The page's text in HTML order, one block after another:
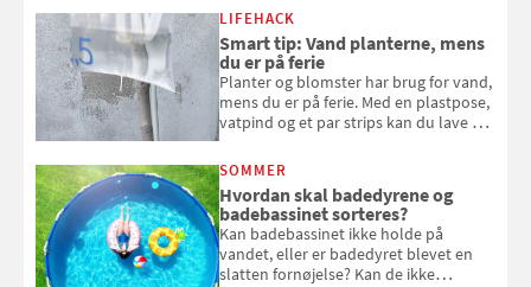
kan bruge dine hindbær i alt fra
bagværk og salater til is og syltning.
LIFEHACK
Smart tip: Vand planterne, mens
du er på ferie
Planter og blomster har brug for vand,
mens du er på ferie. Med en plastpose,
vatpind og et par strips kan du lave dit
at bede naboen om at vande eller
SOMMER
Hvordan skal badedyrene og
badebassinet sorteres?
Kan badebassinet ikke holde på
vandet, eller er badedyret blevet en
slatten fornøjelse? Kan de ikke